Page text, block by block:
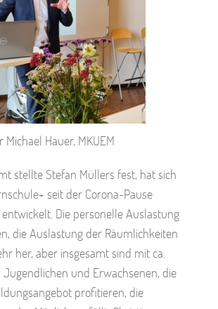
Hauer, MKUEM
stellte Stefan Müllers fest, hat sich
seit der Corona-Pause
Die personelle Auslastung
die Auslastung der Räumlichkeiten
her, aber insgesamt sind mit ca.
und Erwachsenen, die
profitieren, die